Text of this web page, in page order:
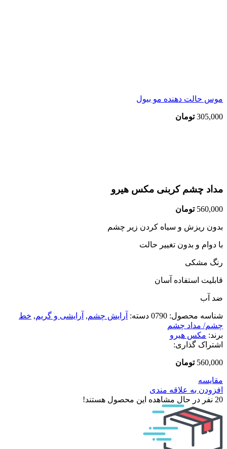
موس حالت دهنده مو بیول
305,000 تومان
مداد چشم کربنی مکس هیرو
560,000 تومان
بدون ریزش و سیاه کردن زیر چشم
با دوام و بدون تغییر حالت
رنگ مشکی
قابلیت استفاده آسان
ضد آب
شناسه محصول: 0790 دسته: آرایش چشم, آرایشی و گریم, خط
چشم/ مداد چشم
برند: مکس هیرو
اشتراک گذاری:
560,000 تومان
مقایسه
افزودن به علاقه مندی
20 نفر در حال مشاهده این محصول هستند!